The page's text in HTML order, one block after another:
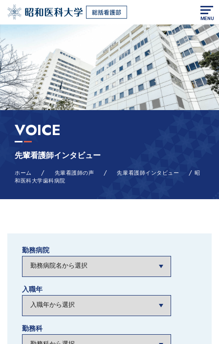
MENU
VOICE
先輩看護師インタビュー
ホーム / 先輩看護師の声 / 先輩看護師インタビュー /昭
和医科大学歯科病院
勤務病院
入職年
勤務科